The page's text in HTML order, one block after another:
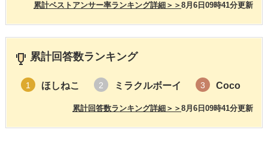
8月6日09時41分更新
累計ベストアンサー率ランキング詳細＞＞
累計回答数ランキング
1 ほしねこ 2 ミラクルボーイ 3 Coco
8月6日09時41分更新
累計回答数ランキング詳細＞＞